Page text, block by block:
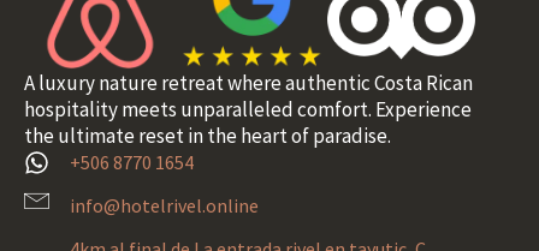
A luxury nature retreat where authentic Costa Rican
hospitality meets unparalleled comfort. Experience
the ultimate reset in the heart of paradise.
+506 8770 1654
info@hotelrivel.online